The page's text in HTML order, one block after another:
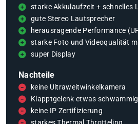
starke Akkulaufzeit + schnelles
gute Stereo Lautsprecher
herausragende Performance
starke Foto und Videoqualität
super Display
Nachteile
keine Ultraweitwinkelkamera
Klapptgelenk etwas schwammig
keine IP Zertifizierung